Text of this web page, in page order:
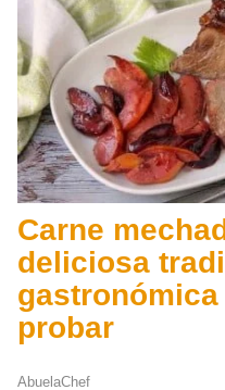
Carne
deliciosa
probar
AbuelaChef